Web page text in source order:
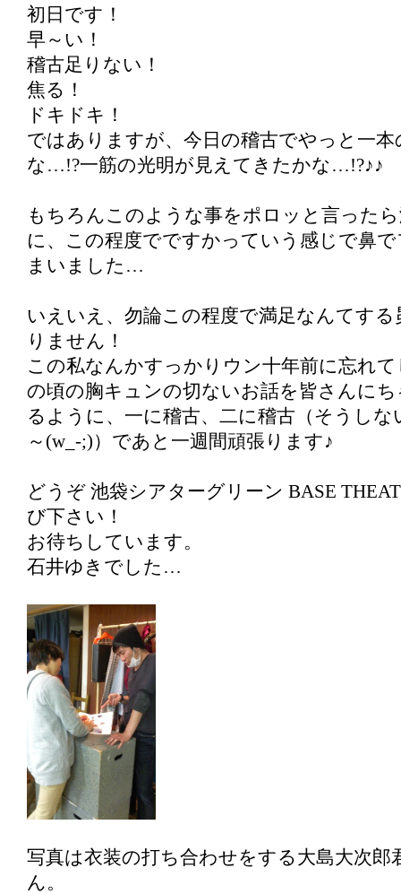
初日です！
早～い！
稽古足りない！
焦る！
ドキドキ！
ではありますが、今日の稽古でやっと一
な…!?一筋の光明が見えてきたかな…!?♪♪
もちろんこのような事をポロッと言った
に、この程度でですかっていう感じで鼻
まいました…
いえいえ、勿論この程度で満足なんてす
りません！
この私なんかすっかりウン十年前に忘れ
の頃の胸キュンの切ないお話を皆さんに
るように、一に稽古、二に稽古（そうし
～(w_-;)）であと一週間頑張ります♪
どうぞ 池袋シアターグリーン BASE
び下さい！
お待ちしています。
石井ゆきでした…
写真は衣装の打ち合わせをする大島大次郎
ん。